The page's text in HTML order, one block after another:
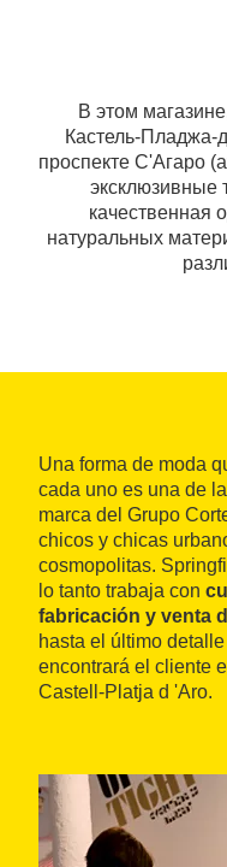
В этом
Кастель-Пладжа-
проспекте С'Агаро
эксклюзивные
качественная
натуральных
Una forma de moda
cada uno es una de
marca del Grupo
chicos y chicas
cosmopolitas.
lo tanto trabaja con
fabricación y venta
hasta el último
encontrará el cliente
Castell-Platja d 'Aro.